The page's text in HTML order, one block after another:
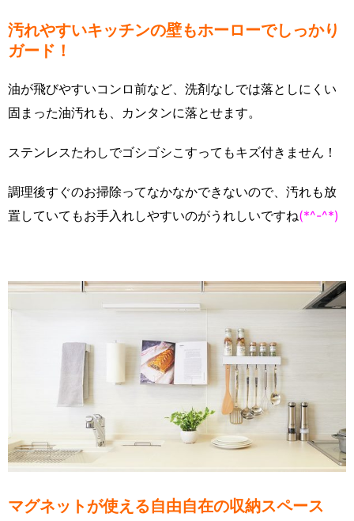
汚れやすいキッチンの壁もホーローでしっかり
ガード！
油が飛びやすいコンロ前など、洗剤なしでは落としにくい
固まった油汚れも、カンタンに落とせます。
ステンレスたわしでゴシゴシこすってもキズ付きません！
調理後すぐのお掃除ってなかなかできないので、汚れも放
置していてもお手入れしやすいのがうれしいですね(*^-^*)
マグネットが使える自由自在の収納スペース